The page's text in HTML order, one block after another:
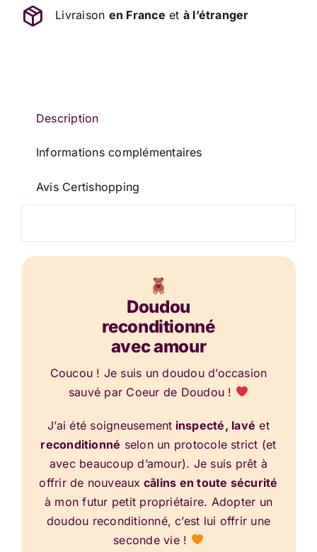
Livraison en France et à l’étranger
Description
Informations complémentaires
Avis Certishopping
Doudou
reconditionné
avec amour
Coucou ! Je suis un doudou d’occasion
sauvé par Coeur de Doudou !
J’ai été soigneusement inspecté, lavé et
reconditionné selon un protocole strict (et
avec beaucoup d’amour). Je suis prêt à
offrir de nouveaux câlins en toute sécurité
à mon futur petit propriétaire. Adopter un
doudou reconditionné, c’est lui offrir une
seconde vie !